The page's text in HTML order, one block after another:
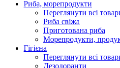
Риба, морепродукти
Переглянути всі
Риба свіжа
Приготована риба
Морепродукти,
Гігієна
Переглянути всі
Дезодоранти